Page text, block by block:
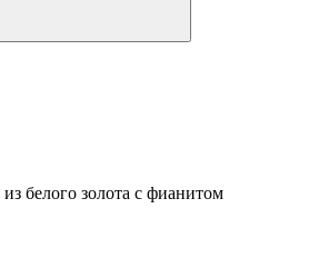
белого золота с фианитом